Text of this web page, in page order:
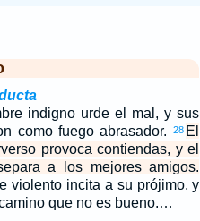
indigno urde el mal, y sus
como fuego abrasador.
28 El
provoca contiendas, y el
a los mejores amigos.
violento incita a su prójimo, y
que no es bueno.…